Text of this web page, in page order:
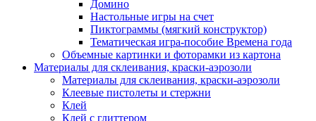
Домино
Настольные игры на счет
Пиктограммы (мягкий конструктор)
Тематическая игра-пособие Времена года
Объемные картинки и фоторамки из картона
Материалы для склеивания, краски-аэрозоли
Материалы для склеивания, краски-аэрозоли
Клеевые пистолеты и стержни
Клей
Клей с глиттером